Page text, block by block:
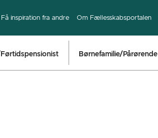
Få inspiration fra andre Om Fællesskabsportalen
Børnefamilie/Pårørende